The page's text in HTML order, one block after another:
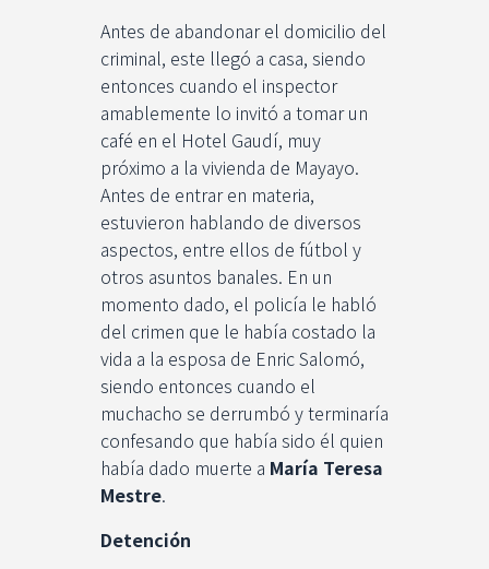
Antes de abandonar el domicilio del
criminal, este llegó a casa, siendo
entonces cuando el inspector
amablemente lo invitó a tomar un
café en el Hotel Gaudí, muy
próximo a la vivienda de Mayayo.
Antes de entrar en materia,
estuvieron hablando de diversos
aspectos, entre ellos de fútbol y
otros asuntos banales. En un
momento dado, el policía le habló
del crimen que le había costado la
vida a la esposa de Enric Salomó,
siendo entonces cuando el
muchacho se derrumbó y terminaría
confesando que había sido él quien
había dado muerte a María Teresa
Mestre.
Detención